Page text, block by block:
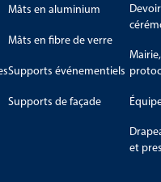
Mâts en aluminium
Mâts en fibre de verre
Supports événementiels
Supports de façade
et